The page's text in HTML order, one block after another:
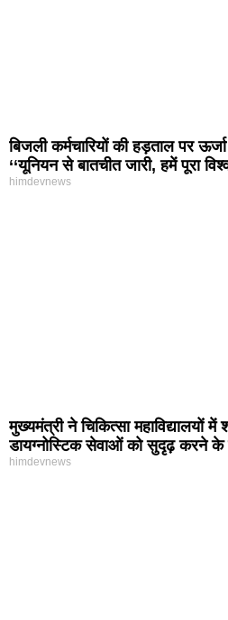
बिजली कर्मचारियों की हड़ताल पर
‘‘यूनियन से बातचीत जारी, हमें पूरा
himdevnews
मुख्यमंत्री ने चिकित्सा महाविद्यालयों
डायग्नोस्टिक सेवाओं को सुदृढ़ करने के
himdevnews